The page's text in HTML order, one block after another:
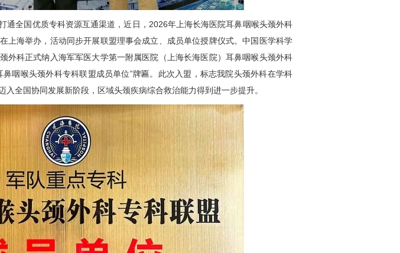
全国优质专科资源互通渠道，近日，2026年上海长海医院耳鼻咽喉头颈外科
上海举办，活动同步开展联盟理事会成立、成员单位授牌仪式。中国医学科学
外科正式纳入海军军医大学第一附属医院（上海长海医院）耳鼻咽喉头颈外科
鼻咽喉头颈外科专科联盟成员单位”牌匾。此次入盟，标志我院头颈外科在学科
全国协同发展新阶段，区域头颈疾病综合救治能力得到进一步提升。